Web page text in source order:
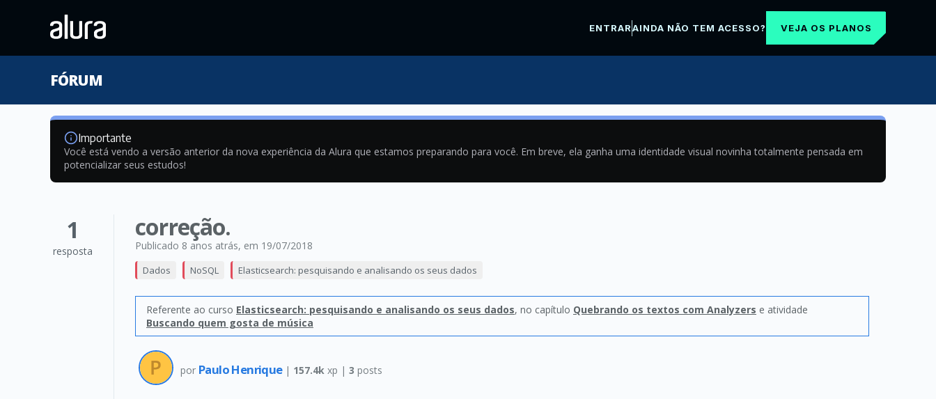
ENTRARAINDA NÃO TEM ACESSO? VEJA OS PLANOS
FÓRUM
Importante
Você está vendo a versão anterior da nova experiência da Alura que estamos preparando para você. Em breve, ela ganha uma identidade visual novinha totalmente pensada em
potencializar seus estudos!
1
resposta
correção.
Publicado 8 anos atrás, em 19/07/2018
Dados NoSQL Elasticsearch: pesquisando e analisando os seus dados
Referente ao curso Elasticsearch: pesquisando e analisando os seus dados, no capítulo Quebrando os textos com Analyzers e atividade
Buscando quem gosta de música
por Paulo Henrique | 157.4k xp | 3 posts